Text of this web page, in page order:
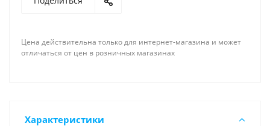
Цена действительна только для интернет-магазина и может
отличаться от цен в розничных магазинах
Характеристики